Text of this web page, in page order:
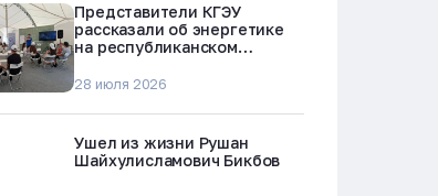
Представители КГЭУ
рассказали об энергетике
на республиканском
«Профессии будущего»
28 июля 2026
Ушел из жизни Рушан
Шайхулисламович Бикбов